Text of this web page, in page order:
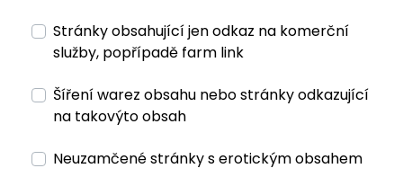
Stránky obsahující jen odkaz na komerční
služby, popřípadě farm link
Šíření warez obsahu nebo stránky odkazující
na takovýto obsah
Neuzamčené stránky s erotickým obsahem